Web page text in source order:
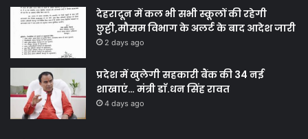
देहरादून में कल भी सभी स्कूलों की रहेगी
छुट्टी,मौसम विभाग के अलर्ट के बाद आदेश जारी
2 days ago
प्रदेश में खुलेगी सहकारी बैंक की 34 नई
शाखाएं… मंत्री डाॅ.धन सिंह रावत
4 days ago